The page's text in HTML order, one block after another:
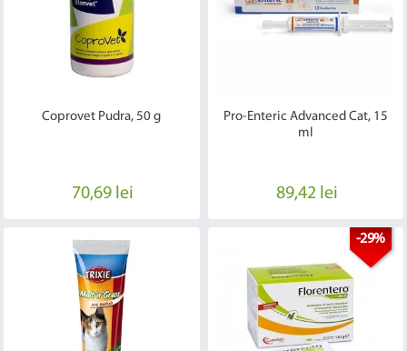
Coprovet Pudra, 50 g
70,69 lei
Pro-Enteric Advanced Cat, 15
ml
89,42 lei
-29%